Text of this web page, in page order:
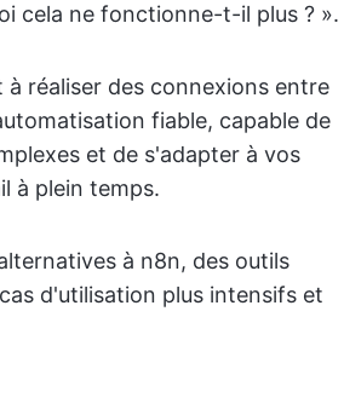
cela ne fonctionne-t-il plus ? ».
réaliser des connexions entre
fiable, capable de
et de s'adapter à vos
à plein temps.
à n8n, des outils
d'utilisation plus intensifs et